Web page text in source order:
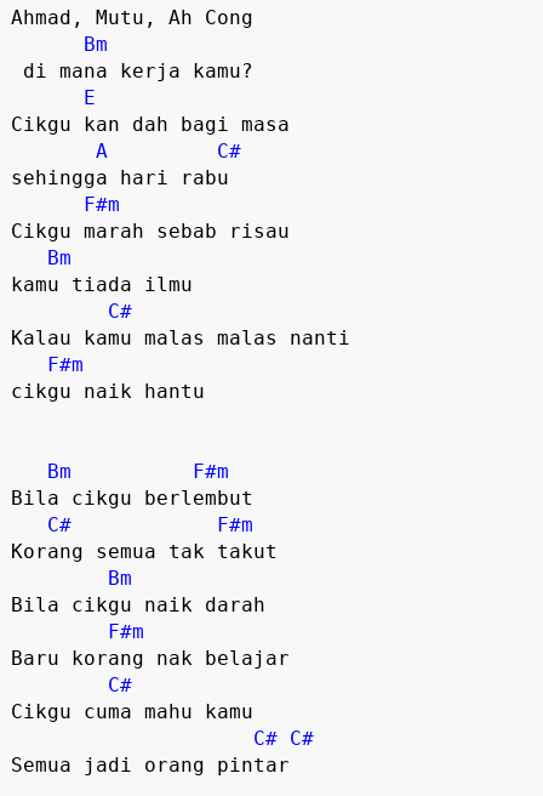
Ahmad, Mutu, Ah Cong
Bm
E
Cikgu kan dah bagi masa
A
C#
sehingga hari rabu
F#m
Cikgu marah sebab risau
Bm
kamu tiada ilmu
C#
Kalau kamu malas malas nanti
F#m
cikgu naik hantu
Bm
F#m
Bila cikgu berlembut
C#
F#m
Korang semua tak takut
Bm
Bila cikgu naik darah
F#m
Baru korang nak belajar
C#
Cikgu cuma mahu kamu
C# C#
Semua jadi orang pintar